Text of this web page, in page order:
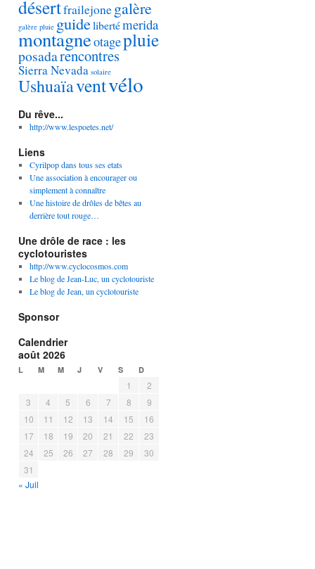
désertfrailejonegalère
galère pluie guidelibertémerida
montagneotagepluie
posadarencontres
Sierra Nevada solaire
Ushuaïaventvélo
Du rêve...
http://www.lespoetes.net/
Liens
Cyrilpop dans tous ses etats
Une association à encourager ou
simplement à connaître
Une histoire de drôles de bêtes au
derrière tout rouge…
Une drôle de race : les
cyclotouristes
http://www.cyclocosmos.com
Le blog de Jean-Luc, un cyclotouriste
Le blog de Jean, un cyclotouriste
Sponsor
Calendrier
août 2026
L M M J V S D
1
2
3
4 5 6 7 8
9
10
11 12 13 14 15
16
17
18 19 20 21 22
23
24
25 26 27 28 29
30
31
« Juil